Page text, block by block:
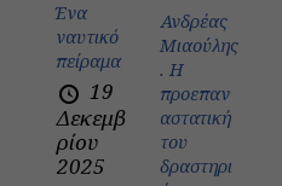
Ένα
ναυτικό
πείραμα
19
Δεκεμβ
ρίου
2025
Ανδρέας
Μιαούλης
. Η
προεπαν
αστατική
του
δραστηρι